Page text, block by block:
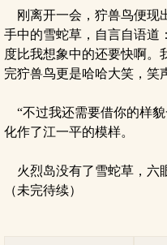
刚离开一会，狞兽鸟便现
手中的雪蛇草，自言自语道
度比我想象中的还要快啊。
完狞兽鸟更是哈哈大笑，笑
“不过我还需要借你的样貌
化作了江一平的模样。
火烈岛没有了雪蛇草，六
（未完待续）